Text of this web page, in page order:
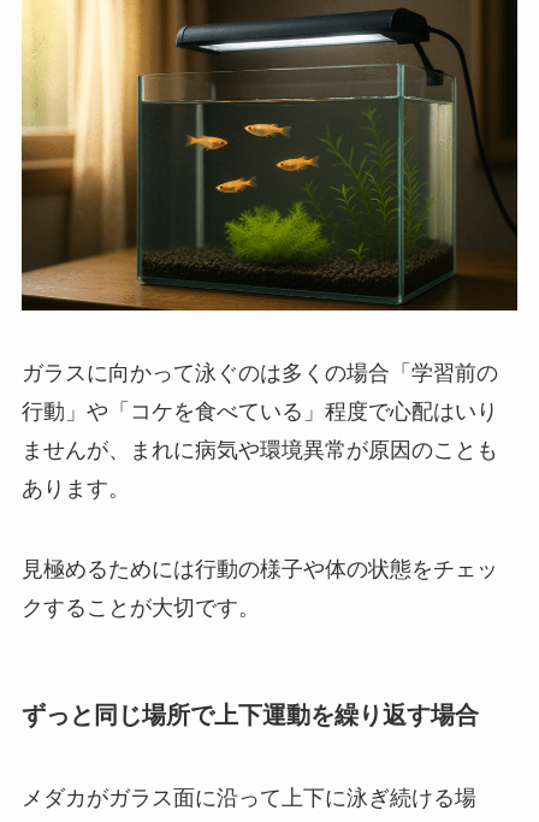
ガラスに向かって泳ぐのは多くの場合「学習前の
行動」や「コケを食べている」程度で心配はいり
ませんが、まれに病気や環境異常が原因のことも
あります。
見極めるためには行動の様子や体の状態をチェッ
クすることが大切です。
ずっと同じ場所で上下運動を繰り返す場合
メダカがガラス面に沿って上下に泳ぎ続ける場